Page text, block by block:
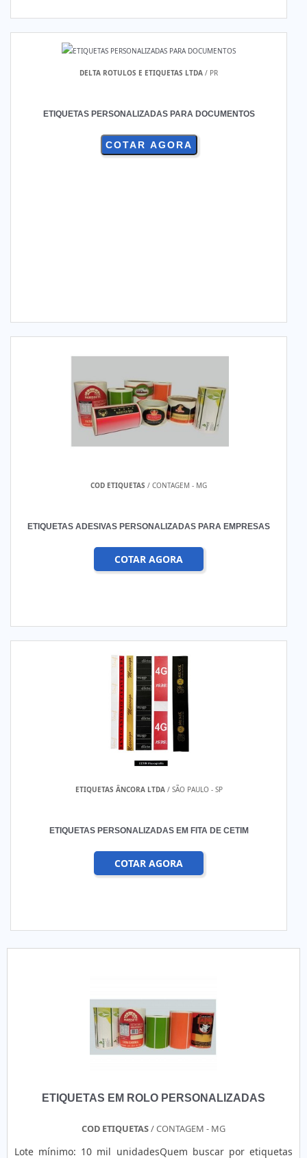
DELTA ROTULOS E ETIQUETAS LTDA / PR
ETIQUETAS PERSONALIZADAS PARA DOCUMENTOS
COTAR AGORA
COD ETIQUETAS / CONTAGEM - MG
ETIQUETAS ADESIVAS PERSONALIZADAS PARA EMPRESAS
COTAR AGORA
ETIQUETAS ÂNCORA LTDA/ SÃO PAULO - SP
ETIQUETAS PERSONALIZADAS EM FITA DE CETIM
COTAR AGORA
ETIQUETAS EM ROLO PERSONALIZADAS
COD ETIQUETAS/ CONTAGEM - MG
Lote mínimo: 10 mil unidadesQuem buscar por etiquetas